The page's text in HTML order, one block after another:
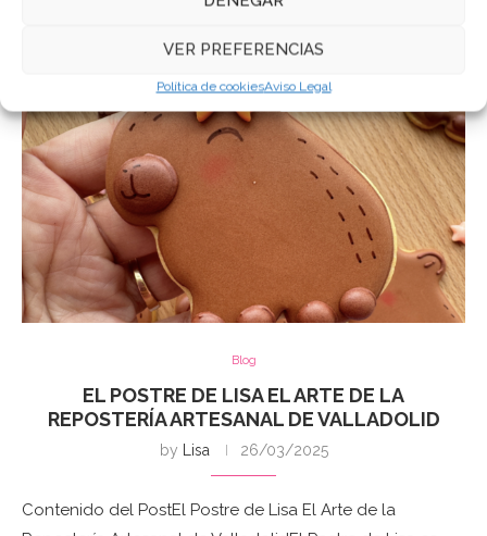
VER PREFERENCIAS
Política de cookiesAviso Legal
Blog
EL POSTRE DE LISA EL ARTE DE LA
REPOSTERÍA ARTESANAL DE VALLADOLID
by Lisa 26/03/2025
Contenido del PostEl Postre de Lisa El Arte de la